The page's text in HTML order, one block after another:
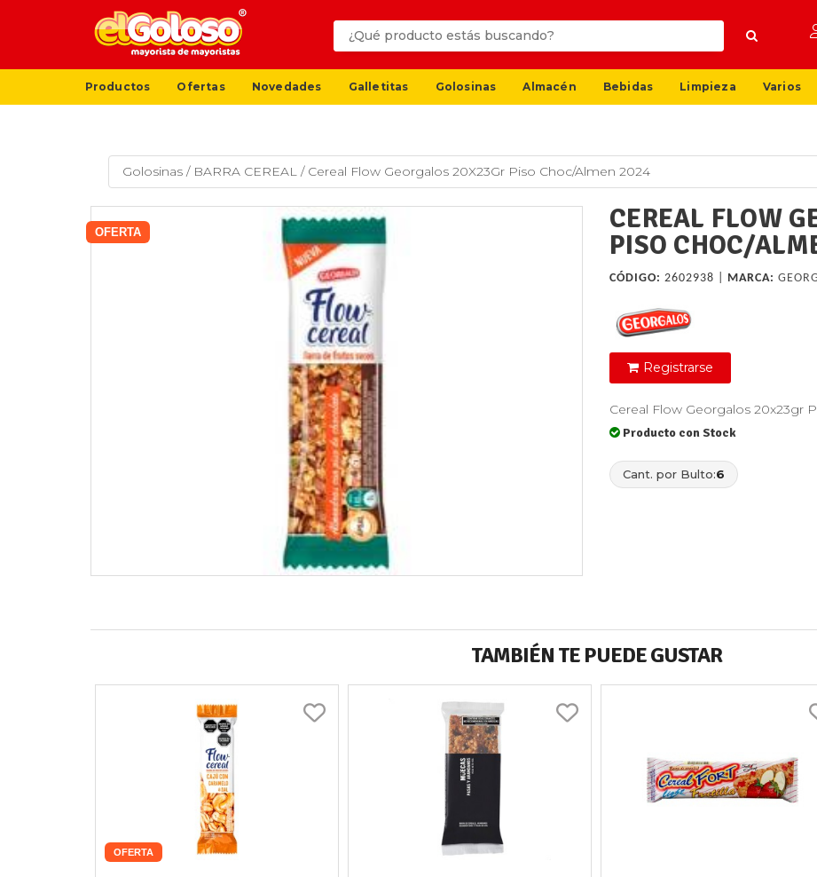
Productos Ofertas Novedades Galletitas Golosinas Almacén Bebidas Limpieza Varios
Golosinas / BARRA CEREAL / Cereal Flow Georgalos 20X23Gr Piso Choc/Almen 2024
OFERTA
CEREAL FLOW
PISO CHOC/
CÓDIGO: 2602938 | MARCA:
Registrarse
Cereal Flow Georgalos 20x23gr
Producto con Stock
Cant. por Bulto:6
TAMBIÉN TE PUEDE GUSTAR
OFERTA